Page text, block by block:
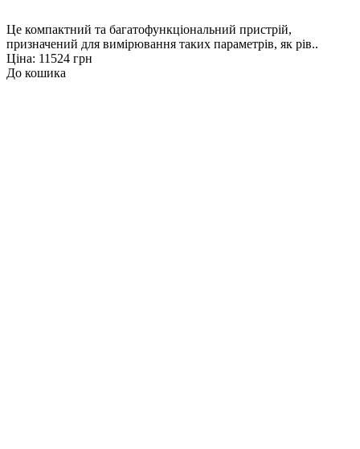
Це компактний та багатофункціональний пристрій,
призначений для вимірювання таких параметрів, як рів..
Ціна: 11524 грн
До кошика